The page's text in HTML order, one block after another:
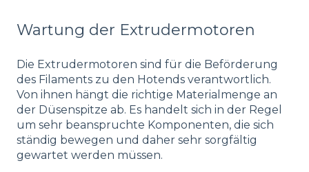
Wartung der Extrudermotoren
Die Extrudermotoren sind für die Beförderung
des Filaments zu den Hotends verantwortlich.
Von ihnen hängt die richtige Materialmenge an
der Düsenspitze ab. Es handelt sich in der Regel
um sehr beanspruchte Komponenten, die sich
ständig bewegen und daher sehr sorgfältig
gewartet werden müssen.